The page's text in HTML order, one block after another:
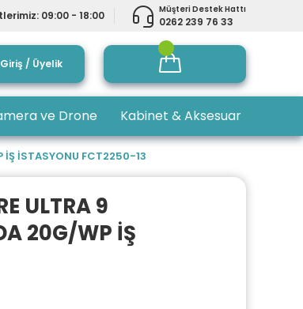
09:00 - 18:00 Müşteri Destek Hattı
0262 239 76 33
Giriş / Üyelik
ve Drone Kabinet & Aksesuar
İŞ İSTASYONU FCT2250-13
ULTRA 9
20G/WP İŞ